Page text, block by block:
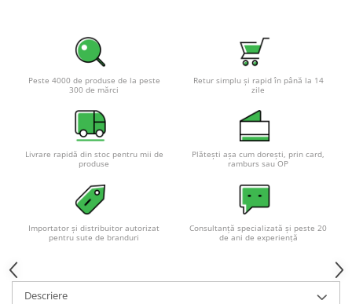
Sisteme fotovoltaice profesionale
Pachete sisteme fotovoltaice
Statii de incarcare vehicule
Statii de incarcare
Cabluri de incarcare vehicule
Prize de incarcare vehicule
Accesorii
Acumulatori VRLA AGM/GEL /
Tractiune / LiFePo4
Peste 4000 de produse de la peste
300 de mărci
Retur simplu și rapid în până la 14
zile
Livrare rapidă din stoc pentru mii de
produse
Plătești așa cum dorești, prin card,
ramburs sau OP
Importator și distribuitor autorizat
pentru sute de branduri
Consultanță specializată și peste 20
de ani de experiență
Descriere